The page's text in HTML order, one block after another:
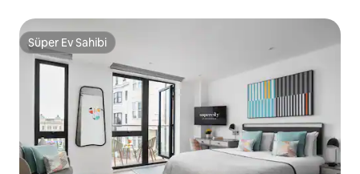
Süper Ev Sahibi
Süper Ev Sahibi